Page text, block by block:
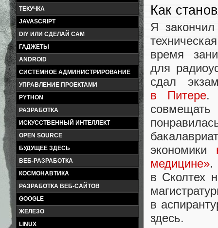
ТЕКУЧКА
JAVASCRIPT
DIY ИЛИ СДЕЛАЙ САМ
ГАДЖЕТЫ
ANDROID
СИСТЕМНОЕ АДМИНИСТРИРОВАНИЕ
УПРАВЛЕНИЕ ПРОЕКТАМИ
PYTHON
РАЗРАБОТКА
ИСКУССТВЕННЫЙ ИНТЕЛЛЕКТ
OPEN SOURCE
БУДУЩЕЕ ЗДЕСЬ
ВЕБ-РАЗРАБОТКА
КОСМОНАВТИКА
РАЗРАБОТКА ВЕБ-САЙТОВ
GOOGLE
ЖЕЛЕЗО
LINUX
Как
Я
время
для
сдал
в Питере.
экономики
медицине».
в Сколтех
в
здесь.